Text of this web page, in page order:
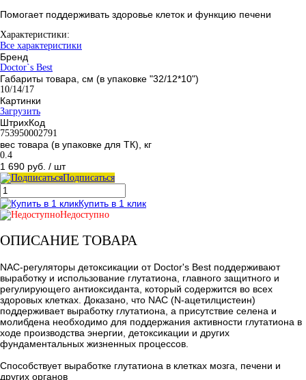
Помогает поддерживать здоровье клеток и функцию печени
Характеристики:
Все характеристики
Бренд
Doctor`s Best
Габариты товара, см (в упаковке "32/12*10")
10/14/17
Картинки
Загрузить
ШтрихКод
753950002791
вес товара (в упаковке для ТК), кг
0.4
1 690 руб. / шт
Подписаться
Купить в 1 клик
Недоступно
ОПИСАНИЕ ТОВАРА
NAC-регуляторы детоксикации от Doctor's Best поддерживают
выработку и использование глутатиона, главного защитного и
регулирующего антиоксиданта, который содержится во всех
здоровых клетках. Доказано, что NAC (N-ацетилцистеин)
поддерживает выработку глутатиона, а присутствие селена и
молибдена необходимо для поддержания активности глутатиона в
ходе производства энергии, детоксикации и других
фундаментальных жизненных процессов.
Способствует выработке глутатиона в клетках мозга, печени и
других органов